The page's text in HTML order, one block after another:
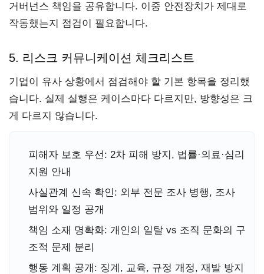
거버넌스 책임을 공유합니다. 이중 안전장치가 제대로
작동했는지 점검이 필요합니다.
5. 리스크 커뮤니케이션 체크리스트
기업이 유사 상황에서 점검해야 할 기본 항목을 정리했
습니다. 실제 실행은 케이스마다 다르지만, 방향성은 크
게 다르지 않습니다.
피해자 보호 우선: 2차 피해 방지, 법률·의료·심리
지원 안내
사실관계 신속 확인: 외부 전문 조사 병행, 조사
범위와 일정 공개
책임 소재 명확화: 개인의 일탈 vs 조직 문화의 구
조적 문제 분리
행동 계획 공개: 징계, 교육, 규정 개정, 재발 방지